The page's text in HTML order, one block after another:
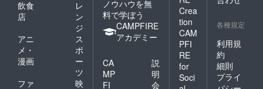
飲食
店
レ
ン
ジ
アニ
メ・
漫画
ス
ポ
ー
ツ
ファ
映
ノウハウを無
料で学ぼう
CAMPFIRE
アカデミー
CA
MP
FI
説
明
会
Crea
tion
CAM
PFI
RE
for
Soci
各種規定
利用規
約
細則
プライ